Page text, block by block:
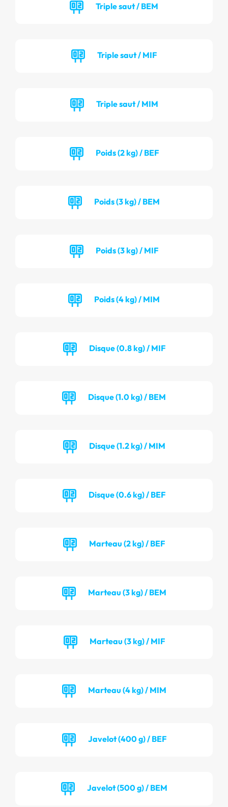
Triple saut / BEM
Triple saut / MIF
Triple saut / MIM
Poids (2 kg) / BEF
Poids (3 kg) / BEM
Poids (3 kg) / MIF
Poids (4 kg) / MIM
Disque (0.8 kg) / MIF
Disque (1.0 kg) / BEM
Disque (1.2 kg) / MIM
Disque (0.6 kg) / BEF
Marteau (2 kg) / BEF
Marteau (3 kg) / BEM
Marteau (3 kg) / MIF
Marteau (4 kg) / MIM
Javelot (400 g) / BEF
Javelot (500 g) / BEM